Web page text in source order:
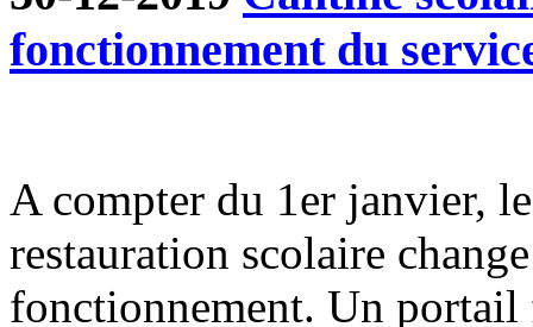
fonctionnement du
A compter du 1er janvier,
restauration scolaire
fonctionnement. Un